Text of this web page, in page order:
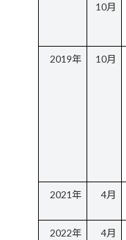
10月
2019年 10月
2021年 4月
2022年 4月